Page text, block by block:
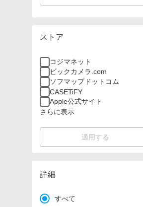
ストア
コジマネット
ビックカメラ.com
ソフマップドットコム
CASETiFY
Apple公式サイト
さらに表示
適用する
詳細
すべて